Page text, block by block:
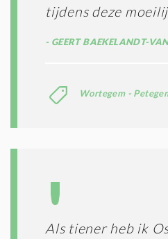
tijdens deze
GEERT BAEKELANDT-
Wortegem -
Als tiener heb ik